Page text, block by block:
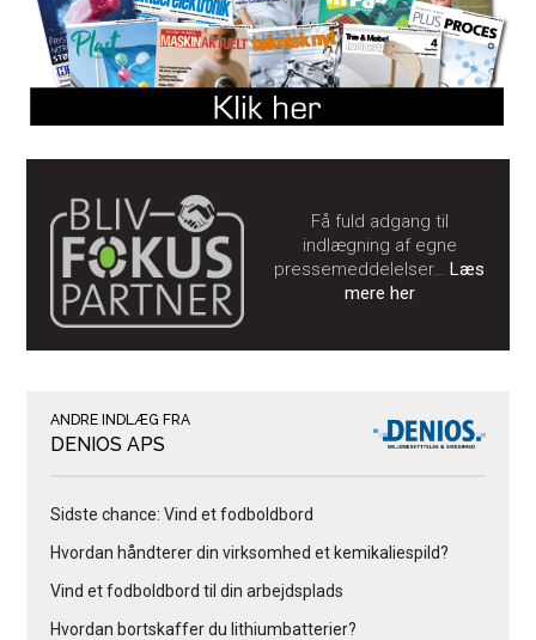
Få fuld adgang til
indlægning af egne
pressemeddelelser…Læs
mere her
ANDRE INDLÆG FRA
DENIOS APS
Sidste chance: Vind et fodboldbord
Hvordan håndterer din virksomhed et kemikaliespild?
Vind et fodboldbord til din arbejdsplads
Hvordan bortskaffer du lithiumbatterier?